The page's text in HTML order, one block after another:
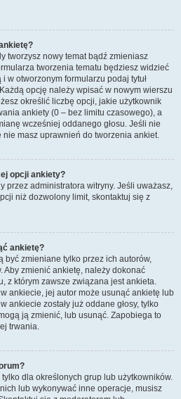
tworzysz nowy temat bądź zmieniasz
tworzenia tematu będziesz widzieć
i w otworzonym formularzu podaj tytuł
opcję należy wpisać w nowym wierszu
określić liczbę opcji, jakie użytkownik
ankiety (0 – bez limitu czasowego), a
wcześniej oddanego głosu. Jeśli nie
masz uprawnień do tworzenia ankiet.
opcji ankiety?
przez administratora witryny. Jeśli uważasz,
niż dozwolony limit, skontaktuj się z
ankietę?
być zmieniane tylko przez ich autorów,
Aby zmienić ankietę, należy dokonać
z którym zawsze związana jest ankieta.
ankiecie, jej autor może usunąć ankietę lub
ankiecie zostały już oddane głosy, tylko
ją zmienić, lub usunąć. Zapobiega to
trwania.
dla określonych grup lub użytkowników.
lub wykonywać inne operacje, musisz